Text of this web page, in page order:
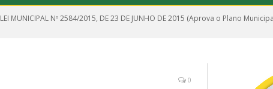
LEI MUNICIPAL Nº 2584/2015, DE 23 DE JUNHO DE 2015 (Aprova o Plano
0